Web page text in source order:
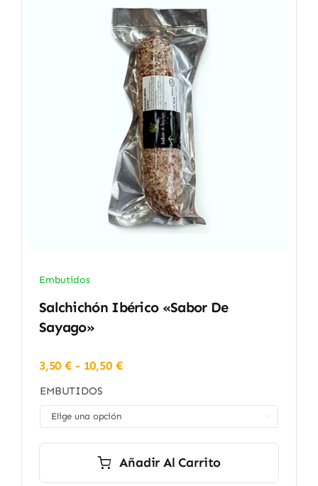
Embutidos
Salchichón Ibérico «Sabor De
Sayago»
3,50€ - 10,50 €Rango
desde
EMBUTIDOS
Añadir Al Carrito